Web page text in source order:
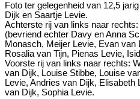
Foto ter gelegenheid van 12,5
Dijk en Saartje Levie.
Achterste rij van links naar
(bevriend echter Davy en Anna
Monasch, Meijer Levie, Evan
Rosalia van Tijn, Pienas Levie,
Voorste rij van links naar rechts:
van Dijk, Louise Stibbe, Louise
Levie, Andries van Dijk,
van Dijk, Sophia Levie.